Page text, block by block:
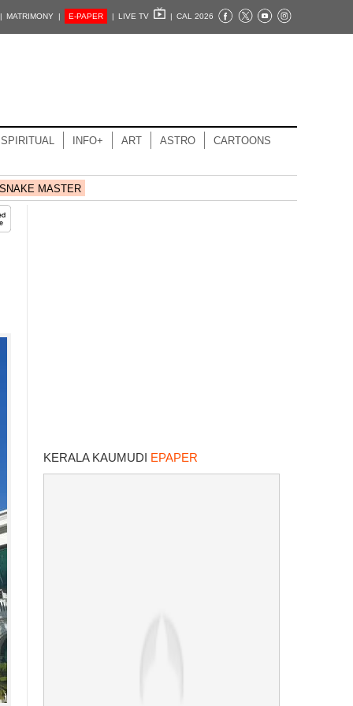
MATRIMONY | E-PAPER | LIVE TV | CAL 2026
SPIRITUAL INFO+ ART ASTRO CARTOONS
MASTER
KERALA KAUMUDI EPAPER